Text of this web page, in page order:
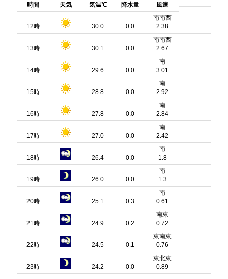
時間 天気 気温℃ 降水量
風速
12時 30.0 0.0
南南西
2.38
13時 30.1 0.0
南南西
2.67
14時 29.6 0.0
南
3.01
15時 28.8 0.0
南
2.92
16時 27.8 0.0
南
2.84
17時 27.0 0.0
南
2.42
18時 26.4 0.0
南
1.8
19時 26.0 0.0
南
1.3
20時 25.1 0.3
南
0.61
21時 24.9 0.2
南東
0.72
22時 24.5 0.1
東南東
0.76
23時 24.2 0.0
東北東
0.89